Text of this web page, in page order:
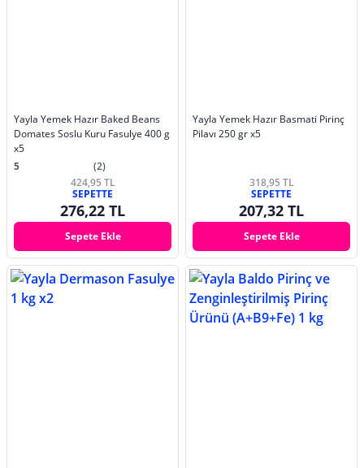
Yayla Yemek Hazır Baked Beans
Domates Soslu Kuru Fasulye 400 g
x5
5
(2)
424,95 TL
SEPETTE
276,22 TL
Sepete Ekle
Yayla Yemek Hazır Basmati Pirinç
Pilavı 250 gr x5
318,95 TL
SEPETTE
207,32 TL
Sepete Ekle